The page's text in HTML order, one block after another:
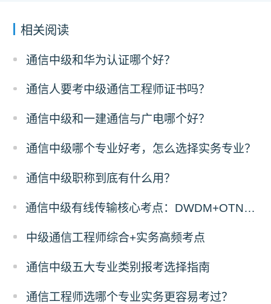
相关阅读
通信中级和华为认证哪个好？
通信人要考中级通信工程师证书吗？
通信中级和一建通信与广电哪个好？
通信中级哪个专业好考，怎么选择实务专业？
通信中级职称到底有什么用？
通信中级有线传输核心考点：DWDM+OTN原理与计算题答题拆解
中级通信工程师综合+实务高频考点
通信中级五大专业类别报考选择指南
通信工程师选哪个专业实务更容易考过？